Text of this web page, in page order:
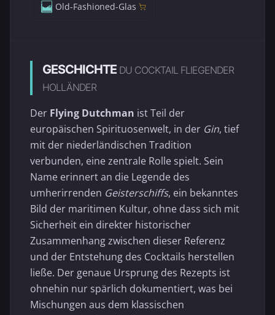
Old-Fashioned-Glas
GESCHICHTE DU COCKTAIL FLIEGENDER
HOLLÄNDER
Der Flying Dutchman ist Teil der
europäischen Spirituosenwelt, in der Gin, tief
mit der niederländischen Tradition
verbunden, eine zentrale Rolle spielt. Sein
Name erinnert an die Legende des
umherirrenden Geisterschiffs, ein bekanntes
Bild der maritimen Kultur, ohne dass sich mit
Sicherheit ein direkter historischer
Zusammenhang zwischen dieser Referenz
und der Entstehung des Cocktails herstellen
ließe. Der genaue Ursprung des Rezepts ist
ohnehin nur spärlich dokumentiert, was bei
Mischungen aus dem klassischen